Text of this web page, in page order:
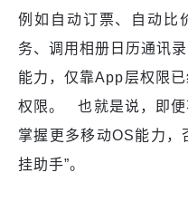
例如自动订票、自动比
务、调用相册日历通讯
能力，仅靠App层权限
权限。 也就是说，即便
掌握更多移动OS能力，
挂助手”。